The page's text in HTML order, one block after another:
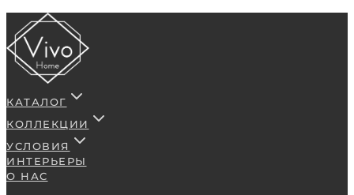
КАТАЛОГ
КОЛЛЕКЦИИ
УСЛОВИЯ
ИНТЕРЬЕРЫ
О НАС